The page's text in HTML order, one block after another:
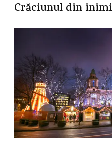
Crăciunul din